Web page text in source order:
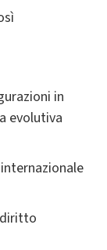
in
evolutiva